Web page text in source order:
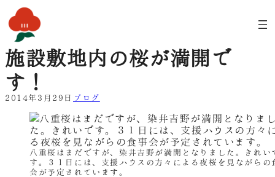
容
を
ス
キ
ッ
プ
施設敷地内の桜が満開で
す！
2014年3月29日 ブログ
八重桜はまだですが、染井吉野が満開となりました。きれい
す。３１日には、支援ハウスの方々による夜桜を見ながらの
会が予定されています。